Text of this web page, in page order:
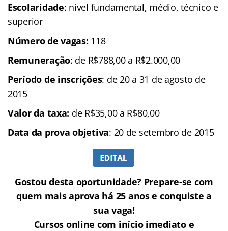
Escolaridade: nível fundamental, médio, técnico e
superior
Número de vagas: 118
Remuneração: de R$788,00 a R$2.000,00
Período de inscrições: de 20 a 31 de agosto de
2015
Valor da taxa: de R$35,00 a R$80,00
Data da prova objetiva: 20 de setembro de 2015
Gostou desta oportunidade? Prepare-se com
quem mais aprova há 25 anos e conquiste a
sua vaga!
Cursos online com início imediato e